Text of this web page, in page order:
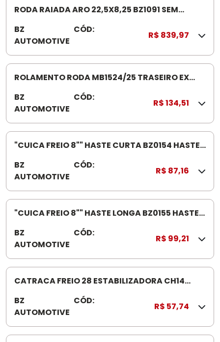
5
RODA RAIADA ARO 22,5X8,25 BZ1091 SEM
BZ
AUTOMOTIVE
CÓD:
1
0
9
R$ 839,97
ROLAMENTO RODA MB1524/25 TRASEIRO EX
BZ
AUTOMOTIVE
CÓD:
2
0
9
R$ 134,51
"CUICA FREIO 8"" HASTE CURTA BZ0154 HASTE
BZ
AUTOMOTIVE
CÓD:
0
1
5
R$ 87,16
"CUICA FREIO 8"" HASTE LONGA BZ0155 HASTE
BZ
AUTOMOTIVE
CÓD:
1
5
5
R$ 99,21
CATRACA FREIO 28 ESTABILIZADORA CH14
02 FUROS
BZ
AUTOMOTIVE
CÓD:
4
5
R$ 57,74